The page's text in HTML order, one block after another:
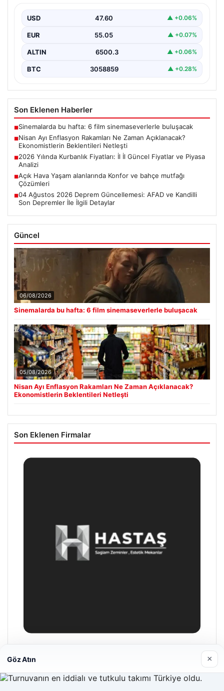
Türkiye İstatistik Kurumu (TÜİK) tarafından açıklanacak
USD 47.60 ▲ +0.06%
EUR 55.05 ▲ +0.07%
ALTIN 6500.3 ▲ +0.06%
BTC 3058859 ▲ +0.28%
Son Eklenen Haberler
■Sinemalarda bu hafta: 6 film sinemaseverlerle buluşacak
■Nisan Ayı Enflasyon Rakamları Ne Zaman Açıklanacak?
Ekonomistlerin Beklentileri Netleşti
■2026 Yılında Kurbanlık Fiyatları: İl İl Güncel Fiyatlar ve Piyasa
Analizi
■Açık Hava Yaşam alanlarında Konfor ve bahçe mutfağı
Çözümleri
■04 Ağustos 2026 Deprem Güncellemesi: AFAD ve Kandilli
Son Depremler İle İlgili Detaylar
Güncel
06/08/2026
Sinemalarda bu hafta: 6 film sinemaseverlerle buluşacak
05/08/2026
Nisan Ayı Enflasyon Rakamları Ne Zaman Açıklanacak?
Ekonomistlerin Beklentileri Netleşti
Son Eklenen Firmalar
Enes Kaplan Avukatlık Bürosu
Göz Atın ×